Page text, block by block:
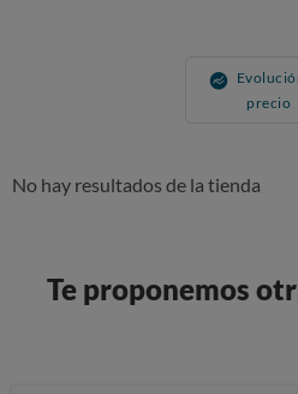
precio
No hay resultados de la tienda
Te proponemos